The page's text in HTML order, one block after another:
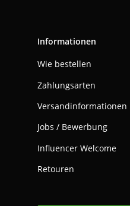
Informationen
Wie bestellen
Zahlungsarten
Versandinformationen
Jobs / Bewerbung
Influencer Welcome
Retouren